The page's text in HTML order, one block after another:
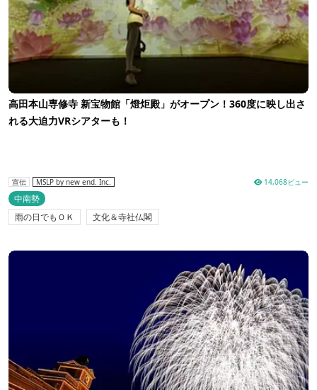
高田本山専修寺 新宝物館「燈炬殿」がオープン！360度に映し出さ
れる大迫力VRシアターも！
宣伝 MSLP by new end. Inc. 14,068ビュー
中南勢
雨の日でもＯＫ
文化＆寺社仏閣